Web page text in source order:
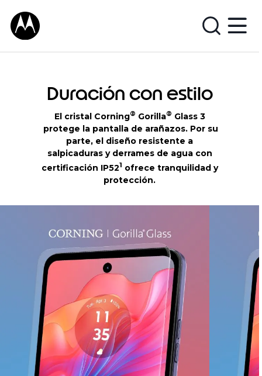
Duración con estilo
El cristal Corning® Gorilla® Glass 3
protege la pantalla de arañazos. Por su
parte, el diseño resistente a
salpicaduras y derrames de agua con
certificación IP521 ofrece tranquilidad y
protección.